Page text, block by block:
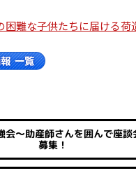
困難な子供たちに届ける荷
会～助産師さんを囲んで座談
募集！